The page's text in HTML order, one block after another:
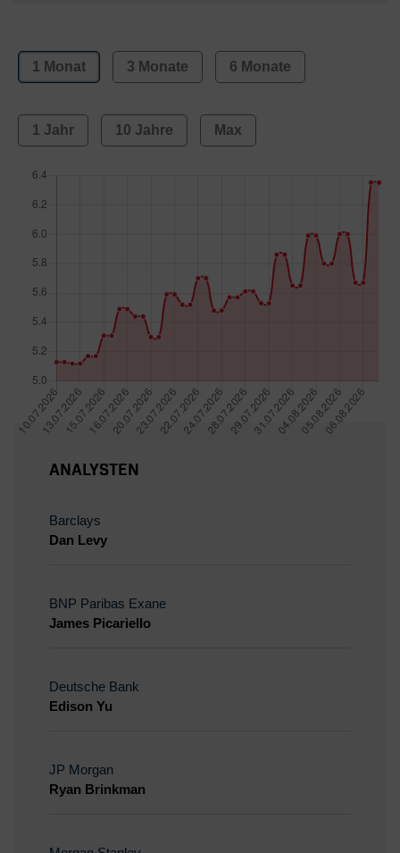
1 Monat 3 Monate 6 Monate
1 Jahr 10 Jahre Max
Analysten
Barclays
Dan Levy
BNP Paribas Exane
James Picariello
Deutsche Bank
Edison Yu
JP Morgan
Ryan Brinkman